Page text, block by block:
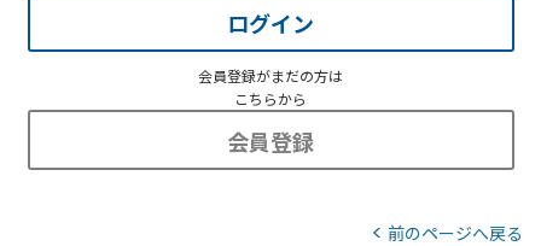
ログイン
会員登録がまだの方は
こちらから
会員登録
前のページへ戻る